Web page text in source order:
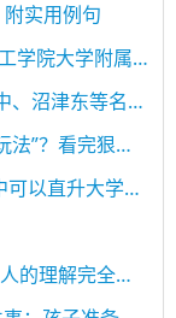
实用例句
• 悬挂在校庭C位的荣耀——高阶苍大，工学院大学附属高中的标枪之星！
• 日本全国高校知识竞赛40强出炉 滩高中、沼津东等名校悉数在列
• 超全盘点：日本高中一年能有多少种“玩法”？看完狠狠慕了！
• 【日本留学Q&A】工学院大学附属高中可以直升大学吗？
• 日本高中“伦理”课到底学什么？和中国人的理解完全不一样！